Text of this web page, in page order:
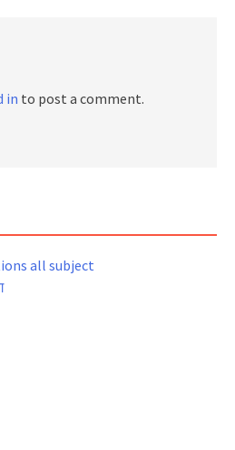
in to post a comment.
all subject